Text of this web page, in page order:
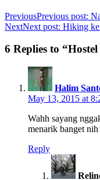
PreviousPrevious post:
NextNext post: Hiking
6 Replies to
Halim
May 13, 2015 at
Wahh sayang
menarik banget nih
Reply